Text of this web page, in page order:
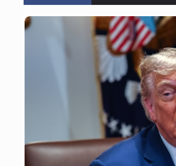
Tiene Zapopan las
Vecinos de Torre A
3.5 millones de
IMSS Jalisco
Anuncian actividades
Dinero oscuro
Se cumplió plazo y
Hacen jornada por